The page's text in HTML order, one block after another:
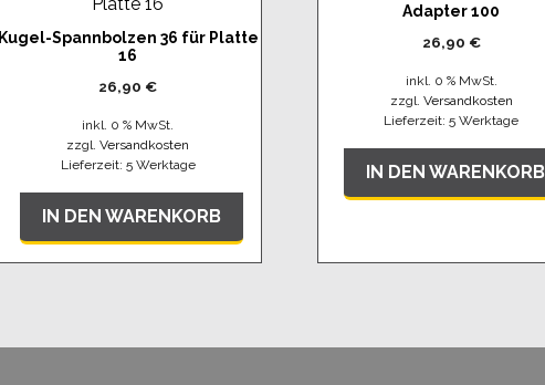
Kugel-Spannbolzen 36 für Platte
16
26,90 €
inkl. 0 % MwSt.
zzgl.Versandkosten
Lieferzeit: 5 Werktage
IN DEN WARENKORB
Adapter 100
26,90 €
inkl. 0 % MwSt.
zzgl. Versandkosten
Lieferzeit:5 Werktage
IN DEN WARENKORB